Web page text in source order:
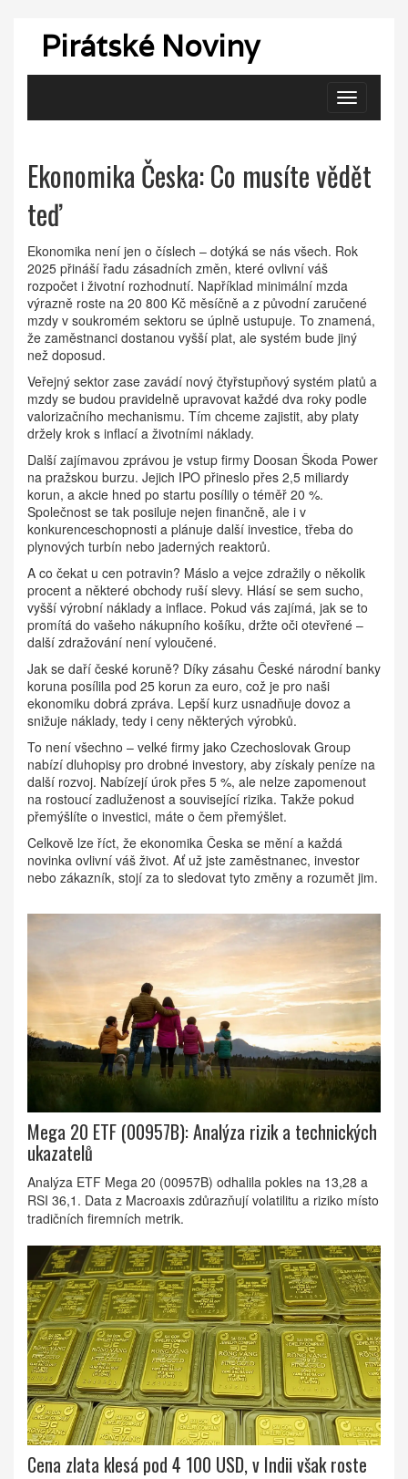
Pirátské Noviny
Zobrazit
navigaci
Ekonomika Česka: Co musíte vědět
teď
Ekonomika není jen o číslech – dotýká se nás všech. Rok
2025 přináší řadu zásadních změn, které ovlivní váš
rozpočet i životní rozhodnutí. Například minimální mzda
výrazně roste na 20 800 Kč měsíčně a z původní zaručené
mzdy v soukromém sektoru se úplně ustupuje. To znamená,
že zaměstnanci dostanou vyšší plat, ale systém bude jiný
než doposud.
Veřejný sektor zase zavádí nový čtyřstupňový systém platů a
mzdy se budou pravidelně upravovat každé dva roky podle
valorizačního mechanismu. Tím chceme zajistit, aby platy
držely krok s inflací a životními náklady.
Další zajímavou zprávou je vstup firmy Doosan Škoda Power
na pražskou burzu. Jejich IPO přineslo přes 2,5 miliardy
korun, a akcie hned po startu posílily o téměř 20 %.
Společnost se tak posiluje nejen finančně, ale i v
konkurenceschopnosti a plánuje další investice, třeba do
plynových turbín nebo jaderných reaktorů.
A co čekat u cen potravin? Máslo a vejce zdražily o několik
procent a některé obchody ruší slevy. Hlásí se sem sucho,
vyšší výrobní náklady a inflace. Pokud vás zajímá, jak se to
promítá do vašeho nákupního košíku, držte oči otevřené –
další zdražování není vyloučené.
Jak se daří české koruně? Díky zásahu České národní banky
koruna posílila pod 25 korun za euro, což je pro naši
ekonomiku dobrá zpráva. Lepší kurz usnadňuje dovoz a
snižuje náklady, tedy i ceny některých výrobků.
To není všechno – velké firmy jako Czechoslovak Group
nabízí dluhopisy pro drobné investory, aby získaly peníze na
další rozvoj. Nabízejí úrok přes 5 %, ale nelze zapomenout
na rostoucí zadluženost a související rizika. Takže pokud
přemýšlíte o investici, máte o čem přemýšlet.
Celkově lze říct, že ekonomika Česka se mění a každá
novinka ovlivní váš život. Ať už jste zaměstnanec, investor
nebo zákazník, stojí za to sledovat tyto změny a rozumět jim.
Mega 20 ETF (00957B): Analýza rizik a technických
ukazatelů
Analýza ETF Mega 20 (00957B) odhalila pokles na 13,28 a
RSI 36,1. Data z Macroaxis zdůrazňují volatilitu a riziko místo
tradičních firemních metrik.
Cena zlata klesá pod 4 100 USD, v Indii však roste